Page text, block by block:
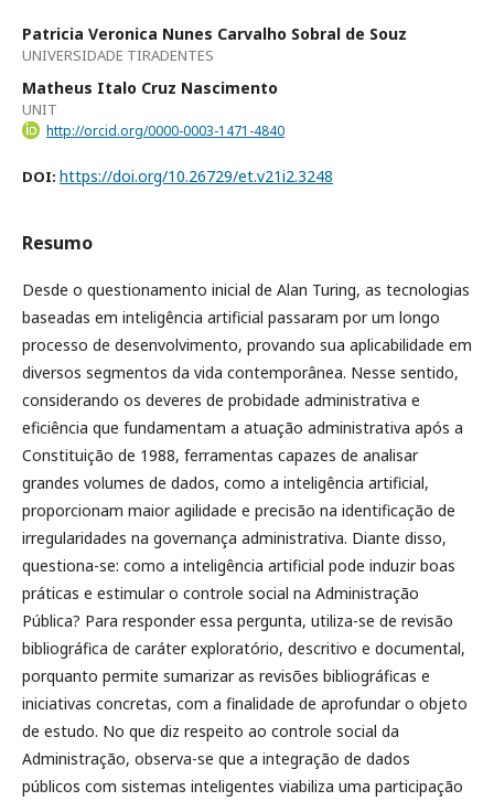
Patricia Veronica Nunes Carvalho Sobral de Souz
UNIVERSIDADE TIRADENTES
Matheus Italo Cruz Nascimento
UNIT
http://orcid.org/0000-0003-1471-4840
DOI: https://doi.org/10.26729/et.v21i2.3248
Resumo
Desde o questionamento inicial de Alan Turing, as tecnologias
baseadas em inteligência artificial passaram por um longo
processo de desenvolvimento, provando sua aplicabilidade em
diversos segmentos da vida contemporânea. Nesse sentido,
considerando os deveres de probidade administrativa e
eficiência que fundamentam a atuação administrativa após a
Constituição de 1988, ferramentas capazes de analisar
grandes volumes de dados, como a inteligência artificial,
proporcionam maior agilidade e precisão na identificação de
irregularidades na governança administrativa. Diante disso,
questiona-se: como a inteligência artificial pode induzir boas
práticas e estimular o controle social na Administração
Pública? Para responder essa pergunta, utiliza-se de revisão
bibliográfica de caráter exploratório, descritivo e documental,
porquanto permite sumarizar as revisões bibliográficas e
iniciativas concretas, com a finalidade de aprofundar o objeto
de estudo. No que diz respeito ao controle social da
Administração, observa-se que a integração de dados
públicos com sistemas inteligentes viabiliza uma participação